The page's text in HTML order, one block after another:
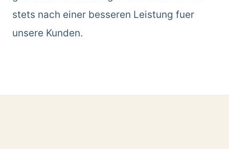
stets nach einer besseren Leistung fuer
unsere Kunden.